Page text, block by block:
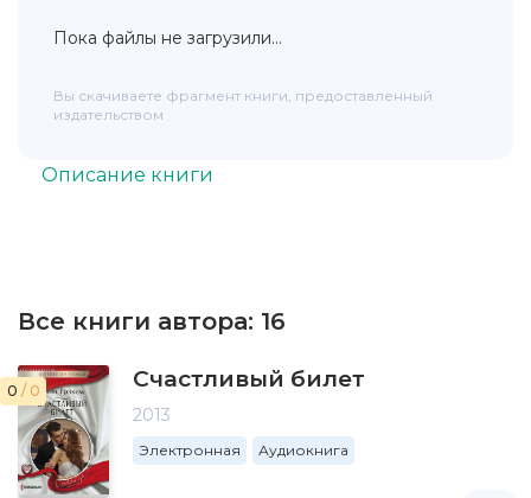
Описание книги
Все книги автора: 16
0 / 0 Счастливый билет
2013
Электронная Аудиокнига
Пока файлы не загрузили...
Вы скачиваете фрагмент книги, предоставленный
издательством